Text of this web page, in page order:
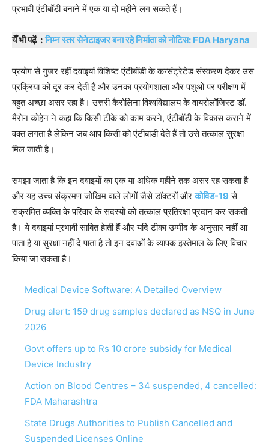
प्रभावी एंटीबॉडी बनाने में एक या दो महीने लग सकते हैं।
येँ भी पढ़ें : निम्न स्तर सेनेटाइजर बना रहे निर्माता को नोटिस: FDA Haryana
प्रयोग से गुजर रहीं दवाइयां विशिष्ट एंटीबॉडी के कन्संट्रेटेड संस्करण देकर उस
प्रक्रिया को दूर कर देती हैं और उनका प्रयोगशाला और पशुओं पर परीक्षण में
बहुत अच्छा असर रहा है। उत्तरी कैरोलिना विश्वविद्यालय के वायरोलॉजिस्ट डॉ.
मैरोन कोहेन ने कहा कि किसी टीके को काम करने, एंटीबॉडी के विकास कराने में
वक्त लगता है लेकिन जब आप किसी को एंटीबाडी देते हैं तो उसे तत्काल सुरक्षा
मिल जाती है।
समझा जाता है कि इन दवाइयों का एक या अधिक महीने तक असर रह सकता है
और यह उच्च संक्रमण जोखिम वाले लोगों जैसे डॉक्टरों औरकोविड-19 से
संक्रमित व्यक्ति के परिवार के सदस्यों को तत्काल प्रतिरक्षा प्रदान कर सकती
है। ये दवाइयां प्रभावी साबित हेाती हैं और यदि टीका उम्मीद के अनुसार नहीं आ
पाता है या सुरक्षा नहीं दे पाता है तो इन दवाओं के व्यापक इस्तेमाल के लिए विचार
किया जा सकता है।
Medical Device Software: A Detailed Overview
Drug alert: 159 drug samples declared as NSQ in June
2026
Govt offers up to Rs 10 crore subsidy for Medical
Device Industry
Action on Blood Centres – 34 suspended, 4 cancelled:
FDA Maharashtra
State Drugs Authorities to Publish Cancelled and
Suspended Licenses Online